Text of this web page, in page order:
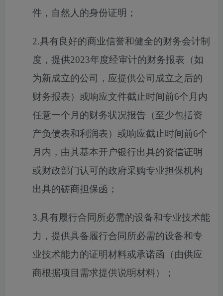
件，自然人的身份证明；
2.具有良好的商业信誉和健全的财务会计制
度，提供2023年度经审计的财务报表（如
为新成立的公司，应提供公司成立之后的
财务报表）或响应文件截止时间前6个月内
任意一个月的财务状况报告（至少包括资
产负债表和利润表）或响应截止时间前6个
月内，由其基本开户银行出具的资信证明
或财政部门认可的政府采购专业担保机构
出具的磋商担保函；
3.具有履行合同所必需的设备和专业技术能
力，提供具备履行合同所必需的设备和专
业技术能力的证明材料或承诺函（由供应
商根据项目需求提供说明材料）；